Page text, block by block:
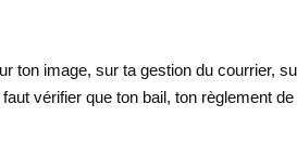
ton image, sur ta gestion du courrier,
vérifier que ton bail, ton règlement